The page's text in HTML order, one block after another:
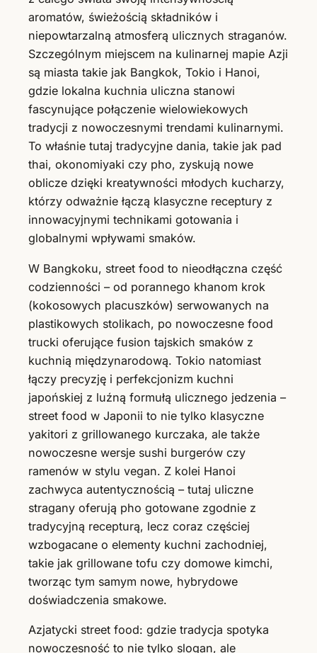
aromatów, świeżością składników i
niepowtarzalną atmosferą ulicznych straganów.
Szczególnym miejscem na kulinarnej mapie Azji
są miasta takie jak Bangkok, Tokio i Hanoi,
gdzie lokalna kuchnia uliczna stanowi
fascynujące połączenie wielowiekowych
tradycji z nowoczesnymi trendami kulinarnymi.
To właśnie tutaj tradycyjne dania, takie jak pad
thai, okonomiyaki czy pho, zyskują nowe
oblicze dzięki kreatywności młodych kucharzy,
którzy odważnie łączą klasyczne receptury z
innowacyjnymi technikami gotowania i
globalnymi wpływami smaków.
W Bangkoku, street food to nieodłączna część
codzienności – od porannego khanom krok
(kokosowych placuszków) serwowanych na
plastikowych stolikach, po nowoczesne food
trucki oferujące fusion tajskich smaków z
kuchnią międzynarodową. Tokio natomiast
łączy precyzję i perfekcjonizm kuchni
japońskiej z luźną formułą ulicznego jedzenia –
street food w Japonii to nie tylko klasyczne
yakitori z grillowanego kurczaka, ale także
nowoczesne wersje sushi burgerów czy
ramenów w stylu vegan. Z kolei Hanoi
zachwyca autentycznością – tutaj uliczne
stragany oferują pho gotowane zgodnie z
tradycyjną recepturą, lecz coraz częściej
wzbogacane o elementy kuchni zachodniej,
takie jak grillowane tofu czy domowe kimchi,
tworząc tym samym nowe, hybrydowe
doświadczenia smakowe.
Azjatycki street food: gdzie tradycja spotyka
nowoczesność to nie tylko slogan, ale